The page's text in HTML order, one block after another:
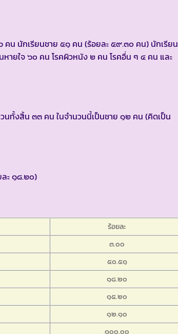
คน นักเรียนชาย ๕๑ คน (ร้อยละ ๕๙.๓๐ คน) นักเรียน
ยใจ ๖๐ คน โรคผิวหนัง ๒ คน โรคอื่น ๆ ๔ คน และ
นทั้งสิ้น ๓๓ คน ในจำนวนนี้เป็นชาย ๑๒ คน (คิดเป็น
ะ ๑๘.๒๐)
ร้อยละ
๓.๐๐
๕๐.๕๑
๑๘.๒๐
๑๕.๒๐
๑๒.๑๐
๑๐๐.๐๐